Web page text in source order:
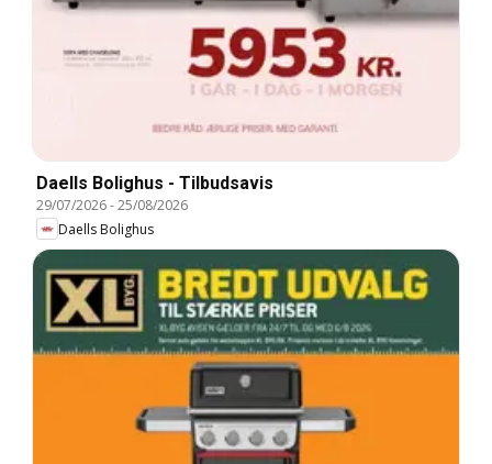
Daells Bolighus - Tilbudsavis
29/07/2026-25/08/2026
Daells Bolighus